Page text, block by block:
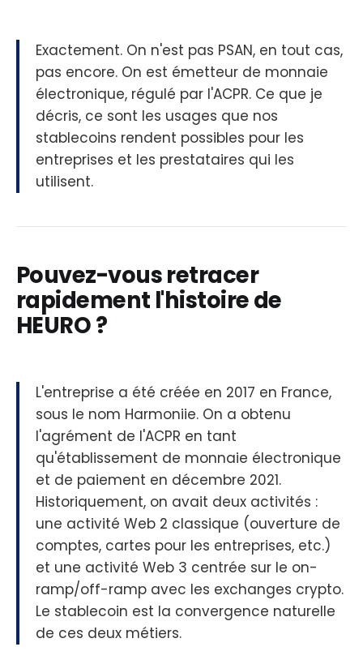
Exactement. On n'est pas PSAN, en tout cas,
pas encore. On est émetteur de monnaie
électronique, régulé par l'ACPR. Ce que je
décris, ce sont les usages que nos
stablecoins rendent possibles pour les
entreprises et les prestataires qui les
utilisent.
Pouvez-vous retracer
rapidement l'histoire de
HEURO ?
L'entreprise a été créée en 2017 en France,
sous le nom Harmoniie. On a obtenu
l'agrément de l'ACPR en tant
qu'établissement de monnaie électronique
et de paiement en décembre 2021.
Historiquement, on avait deux activités :
une activité Web 2 classique (ouverture de
comptes, cartes pour les entreprises, etc.)
et une activité Web 3 centrée sur le on-
ramp/off-ramp avec les exchanges crypto.
Le stablecoin est la convergence naturelle
de ces deux métiers.